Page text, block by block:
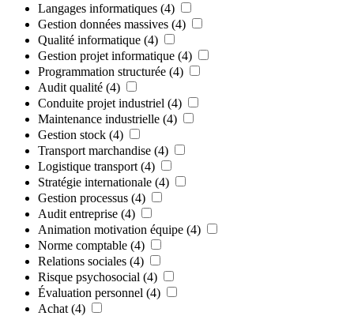
Langages informatiques (4)
Gestion données massives (4)
Qualité informatique (4)
Gestion projet informatique (4)
Programmation structurée (4)
Audit qualité (4)
Conduite projet industriel (4)
Maintenance industrielle (4)
Gestion stock (4)
Transport marchandise (4)
Logistique transport (4)
Stratégie internationale (4)
Gestion processus (4)
Audit entreprise (4)
Animation motivation équipe (4)
Norme comptable (4)
Relations sociales (4)
Risque psychosocial (4)
Évaluation personnel (4)
Achat (4)